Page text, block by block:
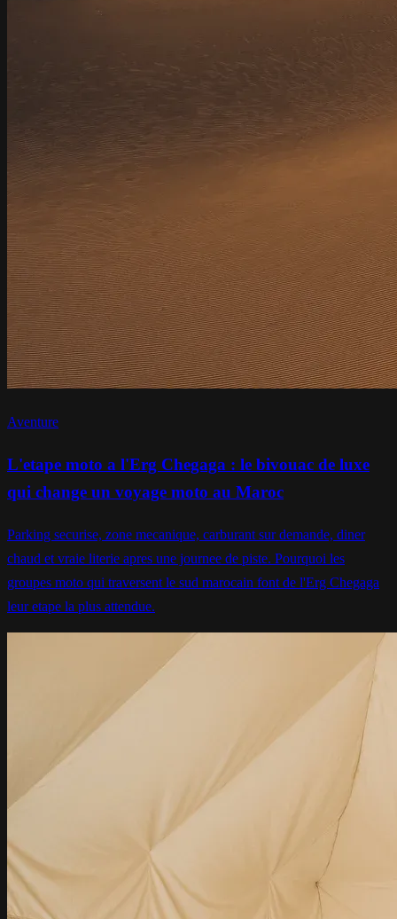
Aventure
L'etape moto a l'Erg Chegaga : le bivouac de luxe
qui change un voyage moto au Maroc
Parking securise, zone mecanique, carburant sur demande, diner
chaud et vraie literie apres une journee de piste. Pourquoi les
groupes moto qui traversent le sud marocain font de l'Erg Chegaga
leur etape la plus attendue.